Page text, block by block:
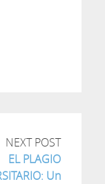
NEXT POST
EL PLAGIO
Un